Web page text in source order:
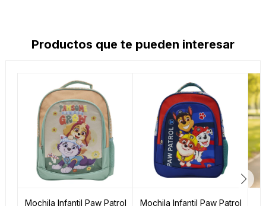
Productos que te pueden interesar
Mochila Infantil Paw Patrol
Mochila Infantil Paw Patrol